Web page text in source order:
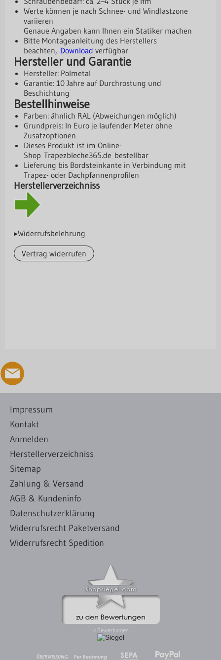
Werte können je nach Schnee- und Windlastzone
variieren
Genaue Angaben kann Ihnen ein Statiker machen
Bitte Montageanleitung des Herstellers
beachten, Download verfügbar
Hersteller und Garantie
Hersteller: Polmetal
Garantie: 10 Jahre auf Durchrostung und
Beschichtung
Bestellhinweise
Farben: ähnlich RAL (Abweichungen möglich)
Grundpreis: In Euro je laufender Meter ohne
Zusatzoptionen
Dieses Produkt ist im Online-
Shop Trapezbleche365.de bestellbar
Lieferung bis Bordsteinkante in Verbindung mit
Trapez- oder Dachpfannenprofilen
Herstellerverzeichniss
▸Widerrufsbelehrung
Vertrag widerrufen
Impressum
Kontakt
Anmelden
Herstellerverzeichniss
Sitemap
Zahlung & Versand
AGB & Kundeninfo
Datenschutzerklärung
Widerrufsrecht Paketversand
Widerrufsrecht Spedition